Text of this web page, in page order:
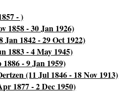
- )
1858 - 30 Jan 1926)
1842 - 29 Oct 1922)
1883 - 4 May 1945)
- 9 Jan 1959)
(11 Jul 1846 - 18 Nov 1913)
1877 - 2 Dec 1950)